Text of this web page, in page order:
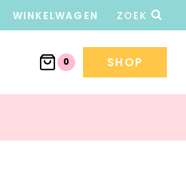
WINKELWAGEN ZOEK
0 SHOP